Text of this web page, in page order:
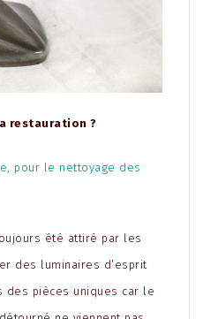
restauration ?
pour le nettoyage des
été attiré par les
des luminaires d’esprit
des pièces uniques car le